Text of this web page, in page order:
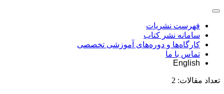
فهرست نشریات
سامانه نشر کتاب
کارگاه‌ها و دوره‌های آموزشی تخصصی
تماس با ما
English
تعداد مقالات: 2